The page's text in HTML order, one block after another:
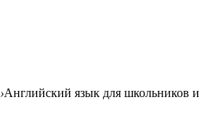
›Английский язык для школьников и